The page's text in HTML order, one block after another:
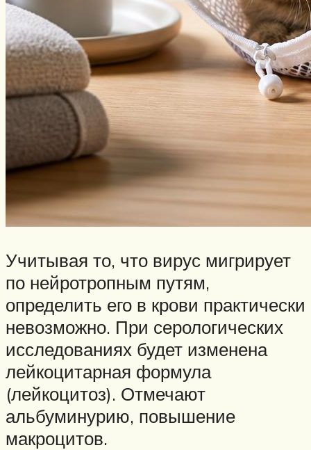
Учитывая то, что вирус мигрирует
по нейротропным путям,
определить его в крови практически
невозможно. При серологических
исследованиях будет изменена
лейкоцитарная формула
(лейкоцитоз). Отмечают
альбуминурию, повышение
макроцитов.